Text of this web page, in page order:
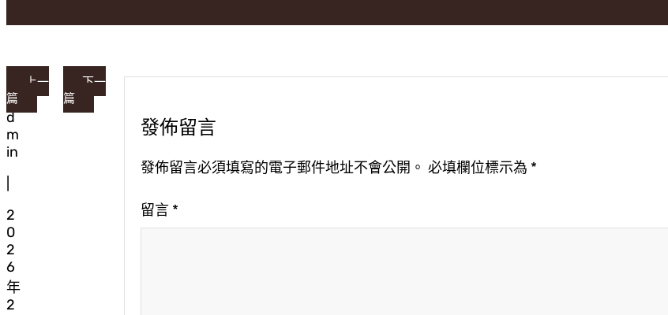
a
d
m
in
2
0
2
6
年
2
上一
篇
下一
篇
發佈留言
發佈留言必須填寫的電子郵件地址不會公開。 必填欄位標示為 *
留言 *